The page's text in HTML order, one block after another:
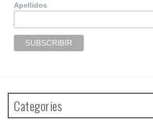
Apellidos
Categories